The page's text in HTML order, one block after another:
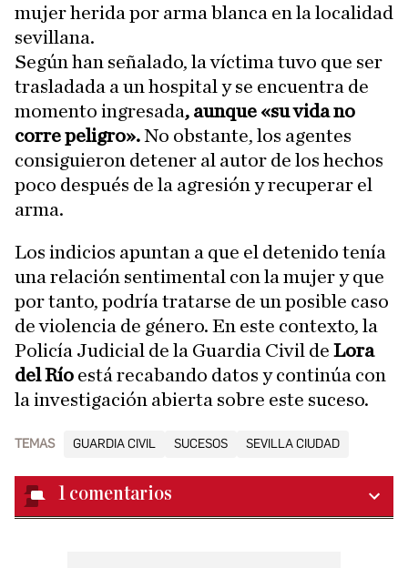
mujer herida por arma blanca en la localidad
sevillana.
Según han señalado, la víctima tuvo que ser
trasladada a un hospital y se encuentra de
momento ingresada, aunque «su vida no
corre peligro».No obstante, los agentes
consiguieron detener al autor de los hechos
poco después de la agresión y recuperar el
arma.
Los indicios apuntan a que el detenido tenía
una relación sentimental con la mujer y que
por tanto, podría tratarse de un posible caso
de violencia de género. En este contexto, la
Policía Judicial de la Guardia Civil de Lora
del Río está recabando datos y continúa con
la investigación abierta sobre este suceso.
TEMAS GUARDIA CIVIL SUCESOS SEVILLA CIUDAD
1 comentarios